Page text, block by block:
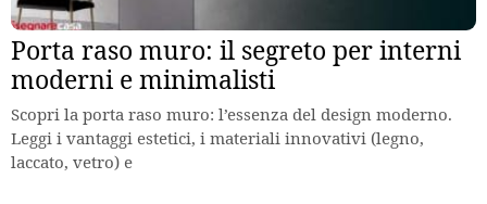
Porta raso muro: il segreto per interni
moderni e minimalisti
Scopri la porta raso muro: l’essenza del design moderno.
Leggi i vantaggi estetici, i materiali innovativi (legno,
laccato, vetro) e